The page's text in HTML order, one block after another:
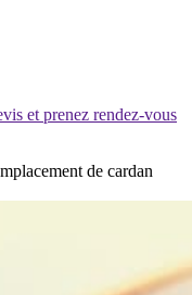
et prenez rendez-vous
de cardan